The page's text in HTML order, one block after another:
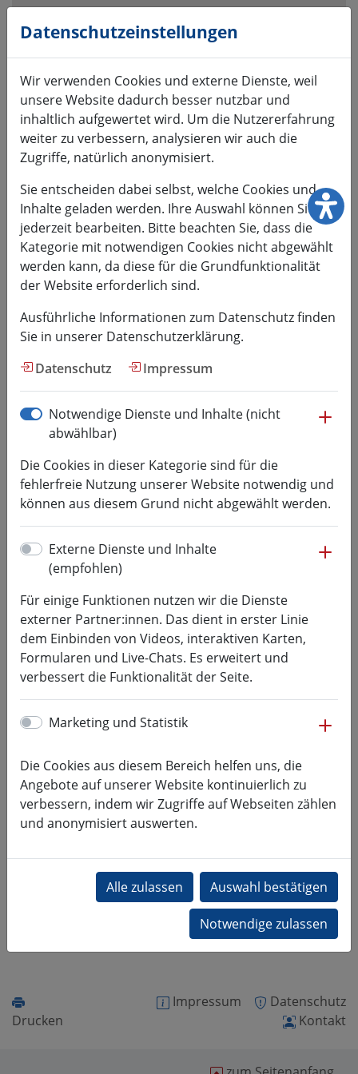
Visuelle
Assistenzsoftware
Tastatur
erreichbar
über
ALT
HSMW
Fakultät INW
Prof. Dr.-Ing. Julia Zähr
Professur Automatisierte
Fügeprozesse und Simulation
Prof. Dr.-Ing.
Julia Zähr
+49 3727 581003
7-107
Präsenzinformationen:
Termine nach Vereinbarung
Hochschule Mittweida
Fakultät Ingenieurwissenschaften
Fachgruppe Fertigung - Werkstoffe - Qualität
Technikumplatz 17
Besucheradresse:
Technikumplatz 17b
Drucken
Datenschutz
Impressum
Kontakt
Datenschutzeinstellungen
Wir verwenden Cookies und externe Dienste, weil
unsere Website dadurch besser nutzbar und
inhaltlich aufgewertet wird. Um die Nutzererfahrung
weiter zu verbessern, analysieren wir auch die
Zugriffe, natürlich anonymisiert.
Sie entscheiden dabei selbst, welche Cookies und
Inhalte geladen werden. Ihre Auswahl können Sie
jederzeit bearbeiten. Bitte beachten Sie, dass die
Kategorie mit notwendigen Cookies nicht abgewählt
werden kann, da diese für die Grundfunktionalität
der Website erforderlich sind.
Ausführliche Informationen zum Datenschutz finden
Sie in unserer Datenschutzerklärung.
Datenschutz
Impressum
Notwendige Dienste und Inhalte (nicht
abwählbar)
Die Cookies in dieser Kategorie sind für die
fehlerfreie Nutzung unserer Website notwendig und
können aus diesem Grund nicht abgewählt werden.
Externe Dienste und Inhalte
(empfohlen)
Für einige Funktionen nutzen wir die Dienste
externer Partner:innen. Das dient in erster Linie
dem Einbinden von Videos, interaktiven Karten,
Formularen und Live-Chats. Es erweitert und
verbessert die Funktionalität der Seite.
Marketing und Statistik
Die Cookies aus diesem Bereich helfen uns, die
Angebote auf unserer Website kontinuierlich zu
verbessern, indem wir Zugriffe auf Webseiten zählen
und anonymisiert auswerten.